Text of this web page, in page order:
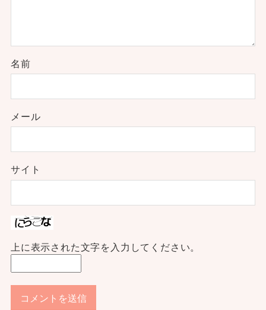
名前
メール
サイト
上に表示された文字を入力してください。